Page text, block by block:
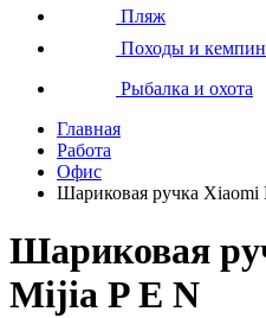
Пляж
Походы и
Рыбалка и охота
Главная
Работа
Офис
Шариковая ручка Xiaomi
Шариковая
Mijia P E N